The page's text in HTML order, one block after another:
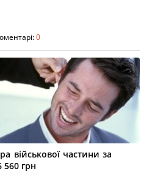
0
військової частини за
560 грн